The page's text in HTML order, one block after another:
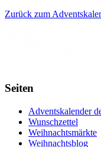
Zurück zum
Seiten
Adventskalender
Wunschzettel
Weihnachtsmärkte
Weihnachtsblog